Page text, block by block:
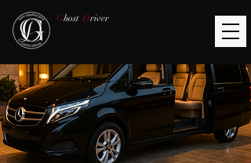
Ghost Driver